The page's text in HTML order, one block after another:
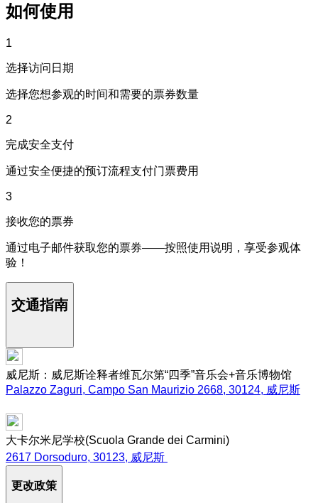
如何使用
1
选择访问日期
选择您想参观的时间和需要的票券数量
2
完成安全支付
通过安全便捷的预订流程支付门票费用
3
接收您的票券
通过电子邮件获取您的票券——按照使用说明，享受参观体
验！
交通指南
威尼斯：威尼斯诠释者维瓦尔第“四季”音乐会+音乐博物馆
Palazzo Zaguri, Campo San Maurizio 2668, 30124, 威尼斯
大卡尔米尼学校(Scuola Grande dei Carmini)
2617 Dorsoduro, 30123, 威尼斯
更改政策